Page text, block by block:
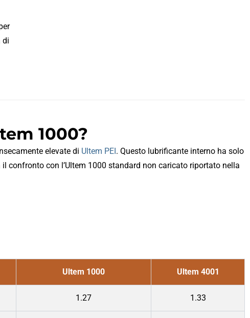
di
1000?
elevate di Ultem PEI. Questo lubrificante interno ha solo
confronto con l’Ultem 1000 standard non caricato riportato nella
Ultem 1000 Ultem 4001
1.27 1.33